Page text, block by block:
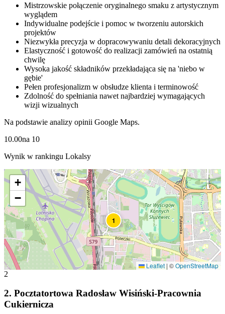
Mistrzowskie połączenie oryginalnego smaku z artystycznym
wyglądem
Indywidualne podejście i pomoc w tworzeniu autorskich
projektów
Niezwykła precyzja w dopracowywaniu detali dekoracyjnych
Elastyczność i gotowość do realizacji zamówień na ostatnią
chwilę
Wysoka jakość składników przekładająca się na 'niebo w
gębie'
Pełen profesjonalizm w obsłudze klienta i terminowość
Zdolność do spełniania nawet najbardziej wymagających
wizji wizualnych
Na podstawie analizy opinii Google Maps.
10.00na 10
Wynik w rankingu Lokalsy
1
+
−
Leaflet | ©OpenStreetMap
2
2. Pocztatortowa Radosław Wisiński-Pracownia
Cukiernicza